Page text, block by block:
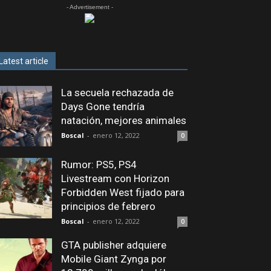
- Advertisement -
article
La secuela rechazada de
Days Gone tendría
natación, mejores animales
Boscal - enero 12, 2022 0
Rumor: PS5, PS4
Livestream con Horizon
Forbidden West fijado para
principios de febrero
Boscal - enero 12, 2022 0
GTA publisher adquiere
Mobile Giant Zynga por